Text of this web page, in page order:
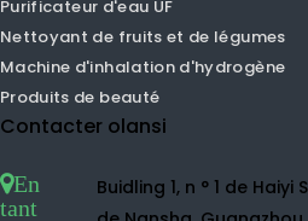
Purificateur d'air HEPA
Purificateur d'air de la maison
Purificateur d'air UVC
Pulvérisateur d'eau d'hydrogène